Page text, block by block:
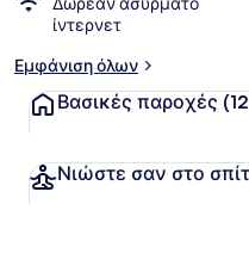
ίντερνετ
Εμφάνιση όλων
Βασικές παροχές
Νιώστε σαν στο